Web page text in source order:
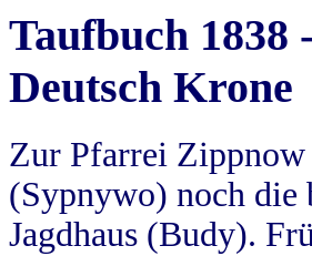
Taufbuch
Deutsch Krone
Zur Pfarrei
(Sypnywo) noch die
Jagdhaus (Budy).